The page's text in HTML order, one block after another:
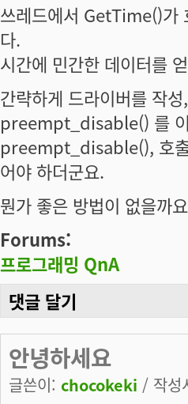
쓰레드에서 GetTime()가
다.
시간에 민간한 데이터를
간략하게 드라이버를 작
preempt_disable() 를 이
preempt_disable(), 호
어야 하더군요.
뭔가 좋은 방법이 없을까
Forums:
프로그래밍 QnA
댓글 달기
안녕하세요
글쓴이: chocokeki / 작성